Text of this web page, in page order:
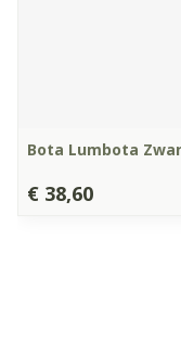
Bota Lumbota
€ 38,60